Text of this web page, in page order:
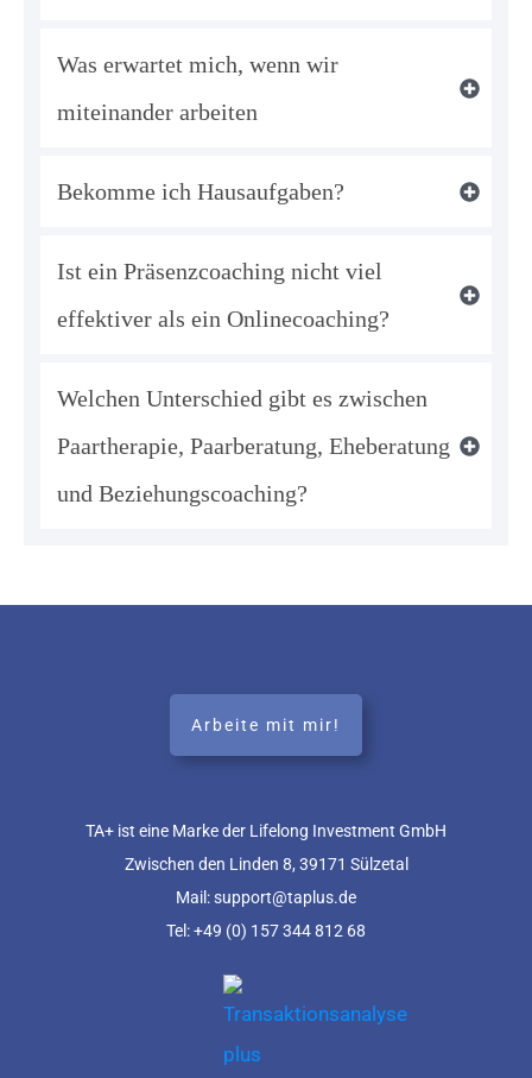
Was erwartet mich, wenn wir
miteinander arbeiten
Bekomme ich Hausaufgaben?
Ist ein Präsenzcoaching nicht viel
effektiver als ein Onlinecoaching?
Welchen Unterschied gibt es zwischen
Paartherapie, Paarberatung, Eheberatung
und Beziehungscoaching?
Arbeite mit mir!
TA+ ist eine Marke der Lifelong Investment GmbH
Zwischen den Linden 8, 39171 Sülzetal
Mail: support@taplus.de
Tel:+49 (0) 157 344 812 68